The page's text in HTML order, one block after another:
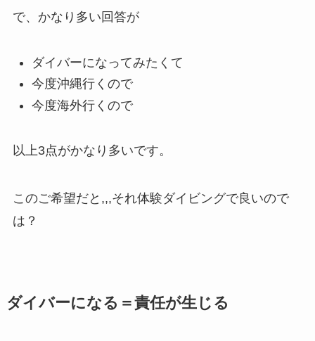
で、かなり多い回答が
ダイバーになってみたくて
今度沖縄行くので
今度海外行くので
以上3点がかなり多いです。
このご希望だと,,,それ体験ダイビングで良いので
は？
ダイバーになる＝責任が生じる